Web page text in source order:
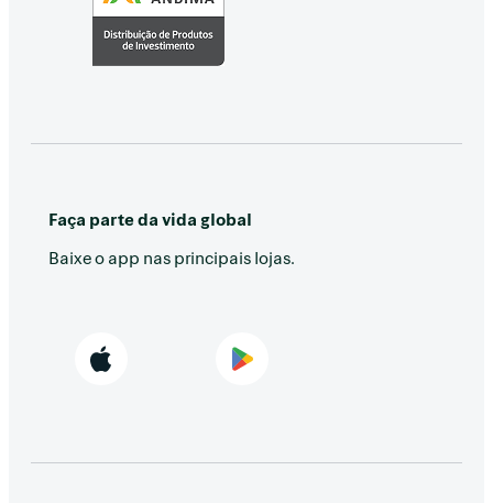
Faça parte da vida global
Baixe o app nas principais lojas.